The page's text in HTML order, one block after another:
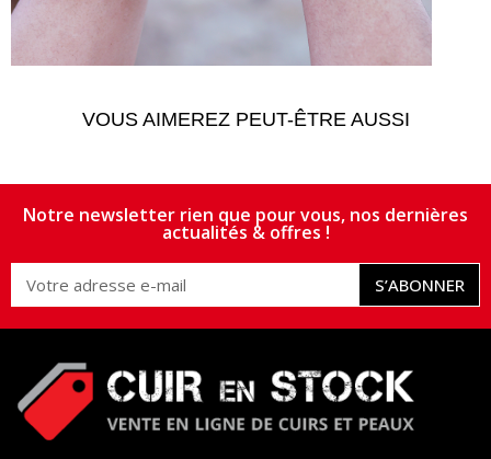
VOUS AIMEREZ PEUT-ÊTRE AUSSI
Notre newsletter rien que pour vous, nos dernières
actualités & offres !
S’ABONNER